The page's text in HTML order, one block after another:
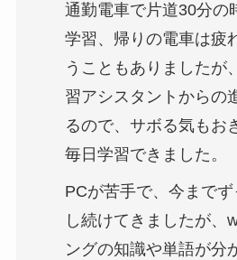
通勤電車で片道30分の
学習、帰りの電車は疲
うこともありましたが
習アシスタントからの
るので、サボる気もお
毎日学習できました。
PCが苦手で、今まで
し続けてきましたが、
ングの知識や単語が分